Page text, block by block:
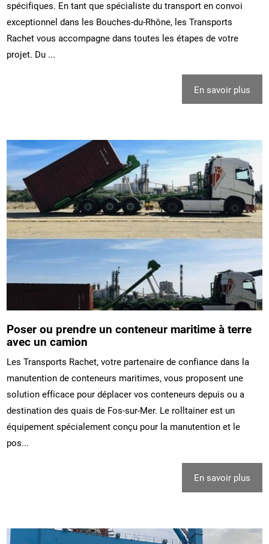
spécifiques. En tant que spécialiste du transport en convoi
exceptionnel dans les Bouches-du-Rhône, les Transports
Rachet vous accompagne dans toutes les étapes de votre
projet. Du ...
En savoir plus
Poser ou prendre un conteneur maritime à terre
avec un camion
Les Transports Rachet, votre partenaire de confiance dans la
manutention de conteneurs maritimes, vous proposent une
solution efficace pour déplacer vos conteneurs depuis ou a
destination des quais de Fos-sur-Mer. Le rolltainer est un
équipement spécialement conçu pour la manutention et le
pos...
En savoir plus